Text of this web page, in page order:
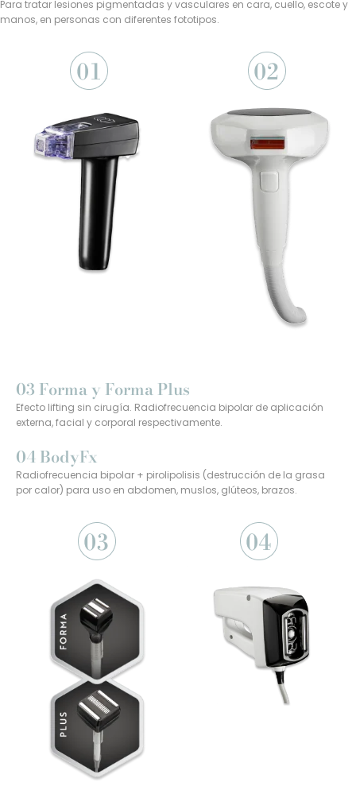
Para tratar lesiones pigmentadas y vasculares en cara, cuello, escote y
manos, en personas con diferentes fototipos.
03 Forma y Forma Plus
Efecto lifting sin cirugía. Radiofrecuencia bipolar de aplicación
externa, facial y corporal respectivamente.
04 BodyFx
Radiofrecuencia bipolar + pirolipolisis (destrucción de la grasa
por calor) para uso en abdomen, muslos, glúteos, brazos.